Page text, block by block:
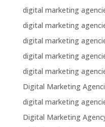
digital marketing
digital marketing
digital marketing
digital marketing
digital marketing
Digital Marketing
digital marketing
Digital Marketing